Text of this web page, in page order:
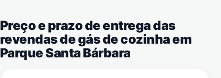
Preço e prazo de entrega das
revendas de gás de cozinha em
Parque Santa Bárbara